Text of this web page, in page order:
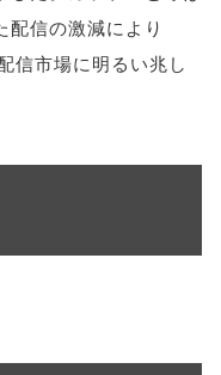
配信の激減により
信市場に明るい兆し